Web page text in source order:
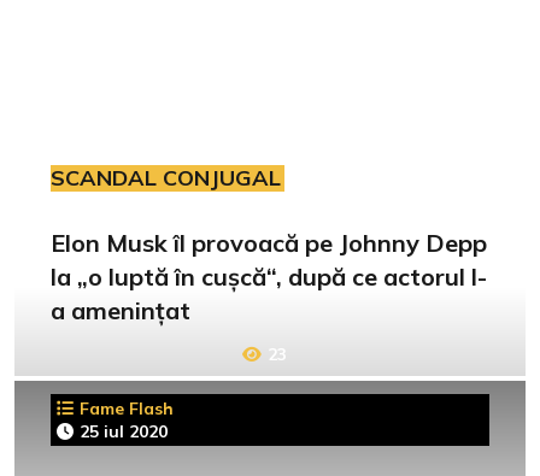
SCANDAL CONJUGAL
Elon Musk îl provoacă pe Johnny Depp
la „o luptă în cușcă“, după ce actorul l-
a amenințat
23
Fame Flash
25 iul 2020